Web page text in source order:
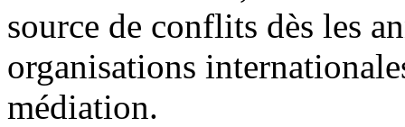
source de conflits dès les
organisations
médiation.